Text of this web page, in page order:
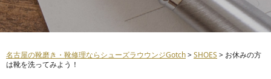
名古屋の靴磨き・靴修理ならシューズラウウンジGotch>SHOES > お休みの方
は靴を洗ってみよう！